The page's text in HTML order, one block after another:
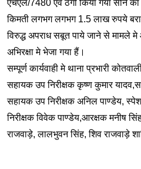
एचएल/7480 एवं ठगी किया गया सोने
किमती लगभग लगभग 1.5 लाख रुपये
विरुद्ध अपराध सबूत पाये जाने से मामले मे
अभिरक्षा मे भेजा गया हैं।
सम्पूर्ण कार्यवाही मे थाना प्रभारी
सहायक उप निरीक्षक कृष्ण कुमार
सहायक उप निरीक्षक अनिल पाण्डेय,
निरीक्षक विवेक पाण्डेय,आरक्षक मनीष
राजवाड़े, लालभुवन सिंह, शिव राजवाड़े